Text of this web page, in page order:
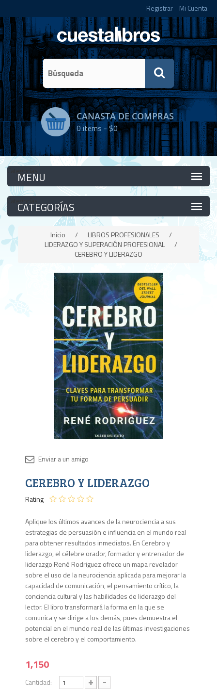
Registrar Mi Cuenta
CANASTA DE COMPRAS
0items -$0
Categorías
Categorías
Inicio / LIBROS PROFESIONALES
/
LIDERAZGO Y SUPERACIÓN PROFESIONAL
/
CEREBRO Y LIDERAZGO
CEREBRO Y LIDERAZGO
Rating
Aplique los últimos avances de la neurociencia a sus
estrategias de persuasión e influencia en el mundo real
para obtener resultados inmediatos. En Cerebro y
liderazgo, el célebre orador, formador y entrenador de
liderazgo René Rodriguez ofrece un mapa revelador
sobre el uso de la neurociencia aplicada para mejorar la
capacidad de comunicación, el pensamiento crítico, la
conciencia cultural y las habilidades de liderazgo del
lector. El libro transformará la forma en la que se
comunica y se dirige a los demás, pues demuestra el
potencial en el mundo real de las últimas investigaciones
sobre el cerebro y el comportamiento.
1,150
Cantidad: + -